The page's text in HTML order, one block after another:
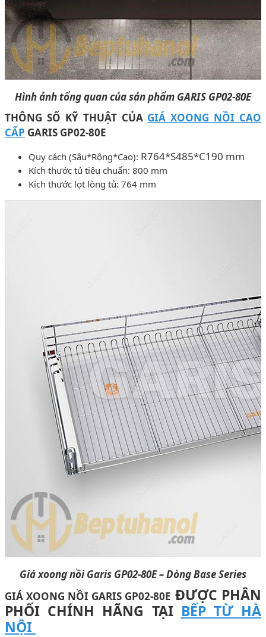
Hình ảnh tổng quan của sản phẩm GARIS GP02-80E
THÔNG SỐ KỸ THUẬT CỦA GIÁ XOONG NỒI CAO
CẤP GARIS GP02-80E
Quy cách (Sâu*Rộng*Cao): R764*S485*C190 mm
Kích thước tủ tiêu chuẩn: 800 mm
Kích thước lọt lòng tủ: 764 mm
Giá xoong nồi Garis GP02-80E – Dòng Base Series
GIÁ XOONG NỒI GARIS GP02-80E ĐƯỢC PHÂN
PHỐI CHÍNH HÃNG TẠI BẾP TỪ HÀ
NỘI